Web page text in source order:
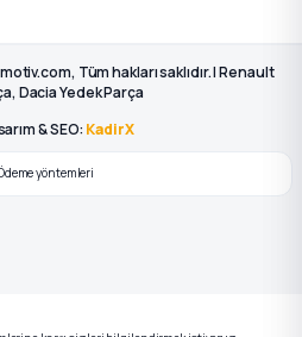
Tüm hakları saklıdır. | Renault
Dacia Yedek Parça
& SEO: KadirX